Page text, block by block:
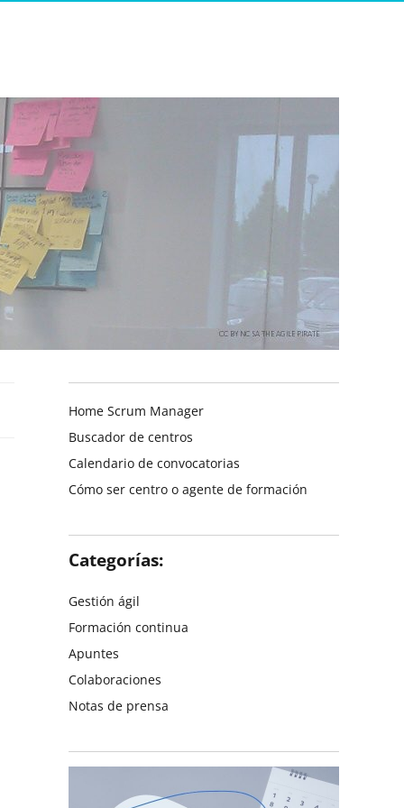
Home Scrum Manager
Buscador de centros
Calendario de convocatorias
Cómo ser centro o agente de formación
Categorías:
Gestión ágil
Formación continua
Apuntes
Colaboraciones
Notas de prensa